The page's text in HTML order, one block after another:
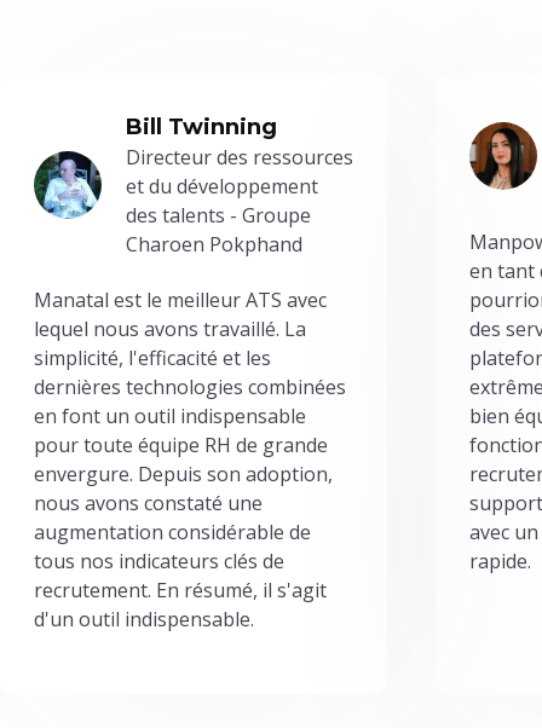
Bill Twinning
Directeur des ressources
et du développement
des talents - Groupe
Charoen Pokphand
Manatal est le meilleur ATS avec
lequel nous avons travaillé. La
simplicité, l'efficacité et les
dernières technologies combinées
en font un outil indispensable
pour toute équipe RH de grande
envergure. Depuis son adoption,
nous avons constaté une
augmentation considérable de
tous nos indicateurs clés de
recrutement. En résumé, il s'agit
d'un outil indispensable.
en tant
des
bien
avec
rapide.